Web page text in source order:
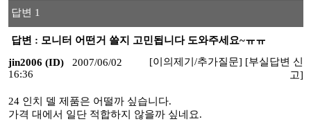
답변 1
답변 : 모니터 어떤거 쓸지 고민됩니다 도와주세요~ㅠㅠ
jin2006 (ID)
2007/06/02
16:36
[이의제기/추가질문] [부실답변 신
고]
24 인치 델 제품은 어떨까 싶습니다.
가격 대에서 일단 적합하지 않을까 싶네요.